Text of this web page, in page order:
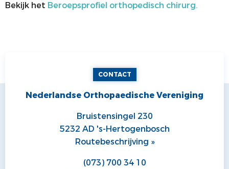
Bekijk het Beroepsprofiel orthopedisch chirurg.
CONTACT
Nederlandse Orthopaedische Vereniging
Bruistensingel 230
5232 AD 's-Hertogenbosch
Routebeschrijving »
(073) 700 34 10